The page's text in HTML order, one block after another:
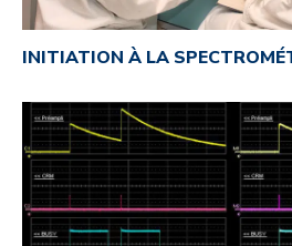
INITIATION À LA